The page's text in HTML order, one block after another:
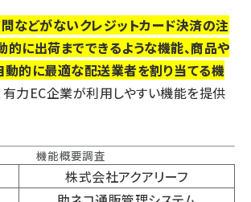
などがないクレジットカード決済の注
的に出荷までできるような機能、商品や
動的に最適な配送業者を割り当てる機
有力EC企業が利用しやすい機能を提供
機能概要調査
株式会社アクアリーフ